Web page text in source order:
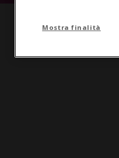
Mostra finalità